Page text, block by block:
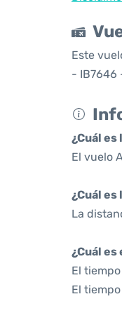
Este
- IB7646
¿Cuál
El vuelo
¿Cuál
La
¿Cuál
El
El